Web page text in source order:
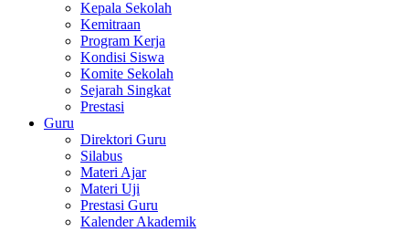
Kepala Sekolah
Kemitraan
Program Kerja
Kondisi Siswa
Komite Sekolah
Sejarah Singkat
Prestasi
Guru
Direktori Guru
Silabus
Materi Ajar
Materi Uji
Prestasi Guru
Kalender Akademik